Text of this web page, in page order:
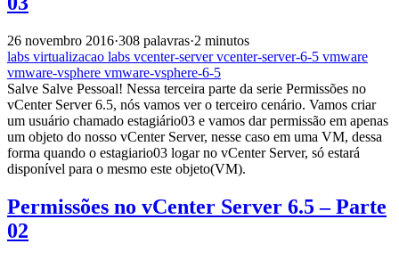
26 novembro 2016·308 palavras·2 minutos
labs virtualizacao labs vcenter-servervcenter-server-6-5 vmware
vmware-vsphere vmware-vsphere-6-5
Salve Salve Pessoal! Nessa terceira parte da serie Permissões no
vCenter Server 6.5, nós vamos ver o terceiro cenário. Vamos criar
um usuário chamado estagiário03 e vamos dar permissão em apenas
um objeto do nosso vCenter Server, nesse caso em uma VM, dessa
forma quando o estagiario03 logar no vCenter Server, só estará
disponível para o mesmo este objeto(VM).
Permissões no vCenter Server 6.5 – Parte
02